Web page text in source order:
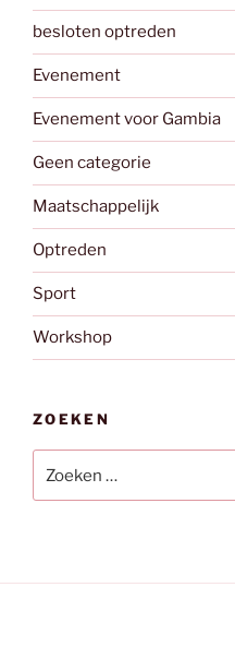
besloten optreden
Evenement
Evenement voor Gambia
Geen categorie
Maatschappelijk
Optreden
Sport
Workshop
ZOEKEN
naar: